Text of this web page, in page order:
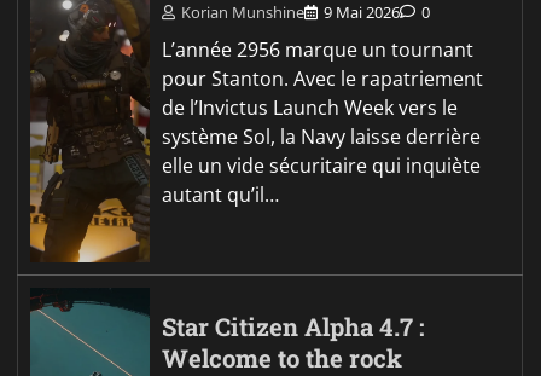
Korian Munshine 9 Mai 2026 0
L’année 2956 marque un tournant
pour Stanton. Avec le rapatriement
de l’Invictus Launch Week vers le
système Sol, la Navy laisse derrière
elle un vide sécuritaire qui inquiète
autant qu’il…
Star Citizen Alpha 4.7 :
Welcome to the rock